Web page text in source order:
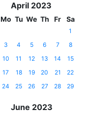
April 2023
Mo Tu We Th Fr Sa
1
3 4 5 6 7
8
10 11 12 13 14
15
17 18 19 20 21
22
24 25 26 27 28 29
June 2023